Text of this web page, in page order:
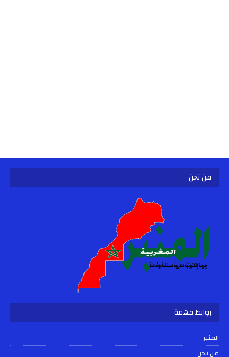
من نحن
روابط مهمة
المنبر
من نحن